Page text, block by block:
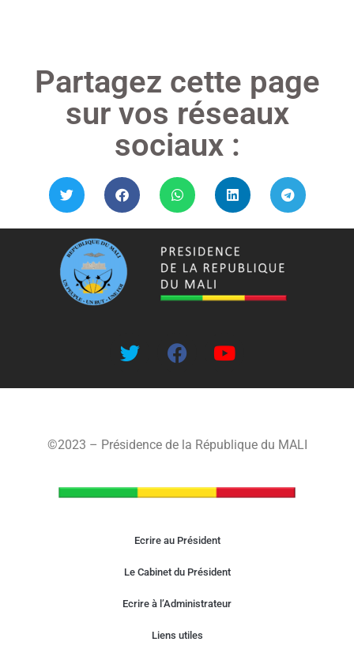
Partagez cette page
sur vos réseaux
sociaux :
©2023 – Présidence de la République du MALI
Ecrire au Président
Le Cabinet du Président
Ecrire à l’Administrateur
Liens utiles